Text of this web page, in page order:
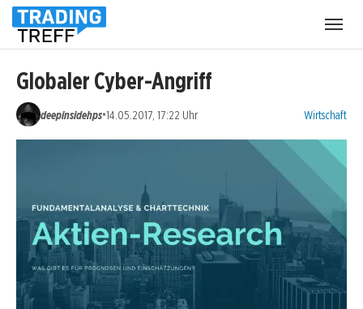
Globaler Cyber-Angriff
deepinsidehps•14.05.2017, 17:22 Uhr Kategorien:
Wirtschaft